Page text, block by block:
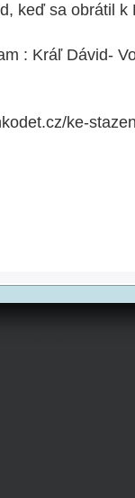
keď sa obrátil k
: Kráľ Dávid-
ke-